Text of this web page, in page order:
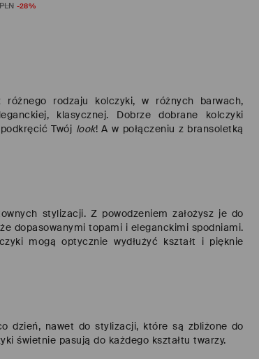
-28%
różnego rodzaju kolczyki, w różnych barwach,
klasycznej. Dobrze dobrane kolczyki
Twój look! A w połączeniu z bransoletką
stylizacji. Z powodzeniem założysz je do
dopasowanymi topami i eleganckimi spodniami.
mogą optycznie wydłużyć kształt i pięknie
dzień, nawet do stylizacji, które są zbliżone do
świetnie pasują do każdego kształtu twarzy.